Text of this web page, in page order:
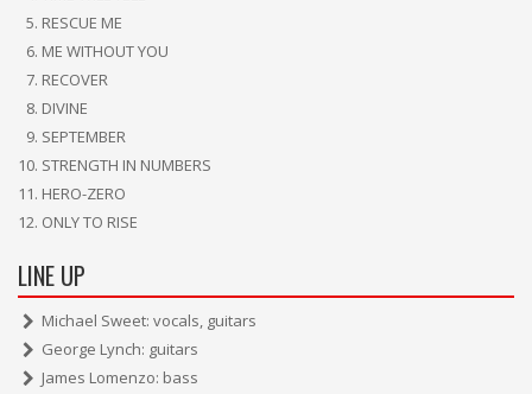
RESCUE ME
ME WITHOUT YOU
RECOVER
DIVINE
SEPTEMBER
STRENGTH IN NUMBERS
HERO-ZERO
ONLY TO RISE
LINE UP
Michael Sweet: vocals, guitars
George Lynch: guitars
James Lomenzo: bass